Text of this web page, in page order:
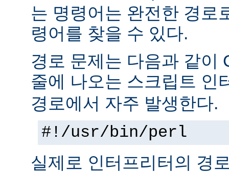
는 명령어는 완전한 경로
령어를 찾을 수 있다.
경로 문제는 다음과 같이
줄에 나오는 스크립트 인
경로에서 자주 발생한다.
#!/usr/bin/perl
실제로 인터프리터의 경